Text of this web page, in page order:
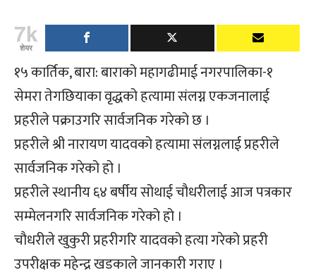
7k
शेयर
१५ कार्तिक, बारा: बाराको महागढीमाई नगरपालिका-१
सेमरा तेगछियाका वृद्धको हत्यामा संलग्न एकजनालाई
प्रहरीले पक्राउगरि सार्वजनिक गरेको छ ।
प्रहरीले श्री नारायण यादवको हत्यामा संलग्नलाई प्रहरीले
सार्वजनिक गरेको हो ।
प्रहरीले स्थानीय ६४ बर्षीय सोथाई चौधरीलाई आज पत्रकार
सम्मेलनगरि सार्वजनिक गरेको हो ।
चौधरीले खुकुरी प्रहरीगरि यादवको हत्या गरेको प्रहरी
उपरीक्षक महेन्द्र खडकाले जानकारी गराए ।